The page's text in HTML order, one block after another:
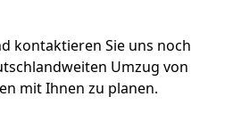
kontaktieren Sie uns noch
Umzug von
mit Ihnen zu planen.